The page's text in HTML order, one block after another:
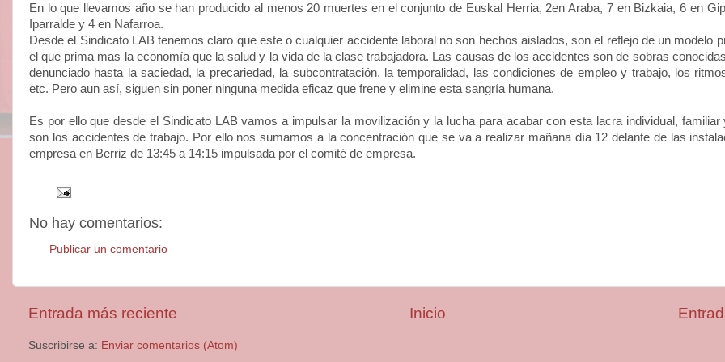
En lo que llevamos año se han producido al menos 20 muertes en el conjunto de Euskal Herria, 2en Araba, 7 en Bizkaia, 6 en
Iparralde y 4 en Nafarroa.
Desde el Sindicato LAB tenemos claro que este o cualquier accidente laboral no son hechos aislados, son el reflejo de un modelo
el que prima mas la economía que la salud y la vida de la clase trabajadora. Las causas de los accidentes son de sobras
denunciado hasta la saciedad, la precariedad, la subcontratación, la temporalidad, las condiciones de empleo y trabajo, los
etc. Pero aun así, siguen sin poner ninguna medida eficaz que frene y elimine esta sangría humana.
Es por ello que desde el Sindicato LAB vamos a impulsar la movilización y la lucha para acabar con esta lacra individual, familiar
son los accidentes de trabajo. Por ello nos sumamos a la concentración que se va a realizar mañana día 12 delante de las
empresa en Berriz de 13:45 a 14:15 impulsada por el comité de empresa.
No hay comentarios:
Publicar un comentario
Entrada más reciente Inicio
Suscribirse a: Enviar comentarios (Atom)